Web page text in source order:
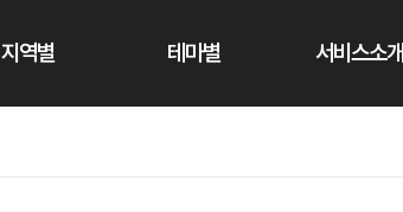
지역별 테마별 서비스소개